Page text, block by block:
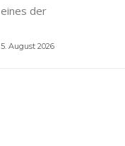
eines der
5. August 2026